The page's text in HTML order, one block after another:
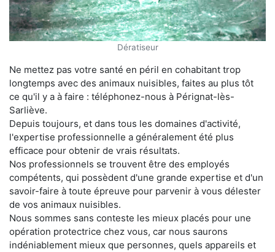
Dératiseur
Ne mettez pas votre santé en péril en cohabitant trop
longtemps avec des animaux nuisibles, faites au plus tôt
ce qu'il y a à faire : téléphonez-nous à Pérignat-lès-
Sarliève.
Depuis toujours, et dans tous les domaines d'activité,
l'expertise professionnelle a généralement été plus
efficace pour obtenir de vrais résultats.
Nos professionnels se trouvent être des employés
compétents, qui possèdent d'une grande expertise et d'un
savoir-faire à toute épreuve pour parvenir à vous délester
de vos animaux nuisibles.
Nous sommes sans conteste les mieux placés pour une
opération protectrice chez vous, car nous saurons
indéniablement mieux que personnes, quels appareils et